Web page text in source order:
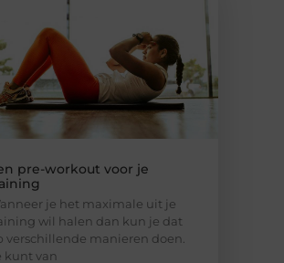
pre-workout voor je
je het maximale uit je
wil halen dan kun je dat
verschillende manieren doen.
kunt van